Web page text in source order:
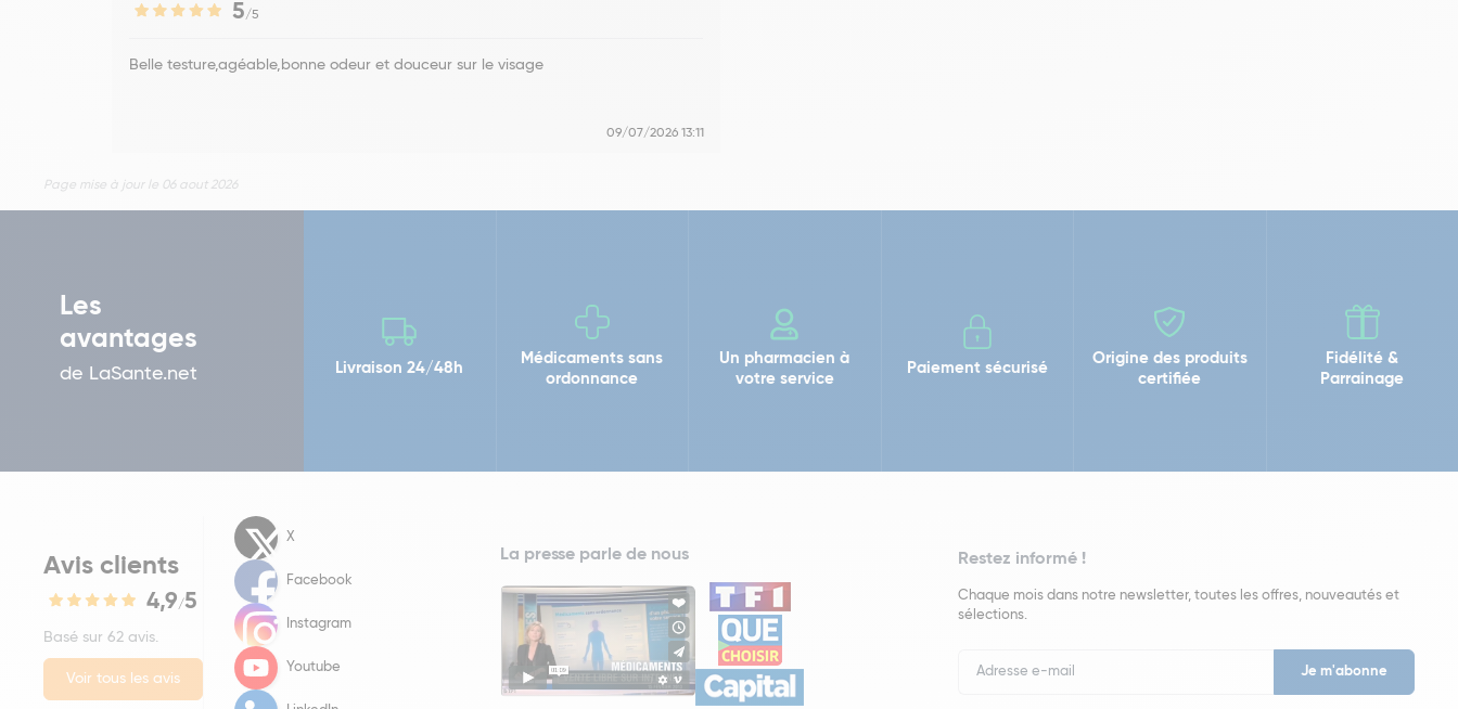
5/5
Belle testure,agéable,bonne odeur et douceur sur le visage
09/07/2026 13:11
Page mise à jour le 06 aout 2026
Les
avantages
de LaSante.net Livraison 24/48h
Médicaments sans
ordonnance
Un pharmacien à
votre service
Paiement sécurisé
Origine des produits
certifiée
Fidélité &
Parrainage
Avis clients
4,9/5
Basé sur 62 avis.
Voir tous les avis
X
Facebook
Instagram
Youtube
La presse parle de nous Restez informé !
Chaque mois dans notre newsletter, toutes les offres, nouveautés et
sélections.
Newsletter